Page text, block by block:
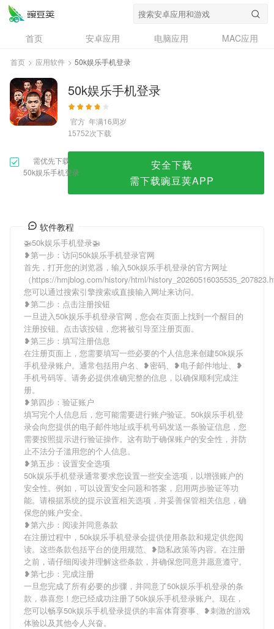
首页 安卓应用 电脑应用
MAC应用
资讯
专题
问答
首页 > 应用软件 > 50k娱乐手机登录
50k娱乐手机登录
官方 年满16周岁
15752次下载
需优先下载
50k娱乐手机登录
安全下载
需下载豌豆荚APP
软件教程
🚁50k娱乐手机登录🚁
❥第一步：访问50k娱乐手机登录官网
首先，打开您的浏览器，输入50k娱乐手机登录的官方网址
（https://hmjblog.com/history/html/
您可以通过搜索引擎搜索或直接输入网址来访问。
❥第二步：点击注册按钮
一旦进入50k娱乐手机登录官网，您会在页面上找到一个醒目的
注册按钮。点击该按钮，您将被引导至注册页面。
❥第三步：填写注册信息
在注册页面上，您需要填写一些必要的个人信息来创建50k娱乐
手机登录账户。通常包括用户名、❥密码、❥电子邮件地址、❥
手机号码等。请务必提供准确完整的信息，以确保顺利完成注
册。
❥第四步：验证账户
填写完个人信息后，您可能需要进行账户验证。50k娱乐手机登
录会向您提供的电子邮件地址或手机号码发送一条验证信息，您
需要按照提示进行验证操作。这有助于确保账户的安全性，并防
止不法分子滥用您的个人信息。
❥第五步：设置安全选项
50k娱乐手机登录通常要求您设置一些安全选项，以增强账户的
安全性。例如，可以设置安全问题和答案，启用两步验证等功
能。请根据系统的提示设置相关选项，并妥善保管相关信息，确
保您的账户安全。
❥第六步：阅读并同意条款
在注册过程中，50k娱乐手机登录会提供使用条款和规定供您阅
读。这些条款包括平台的使用规范、❥隐私政策等内容。在注册
之前，请仔细阅读并理解这些条款，并确保您同意并愿意遵守。
❥第七步：完成注册
一旦您完成了所有必要的步骤，并同意了50k娱乐手机登录的条
款，恭喜您！您已经成功注册了50k娱乐手机登录账户。现在，
您可以畅享50k娱乐手机登录提供的丰富体育赛事、❥刺激的游戏
体验以及其他令人兴奋。